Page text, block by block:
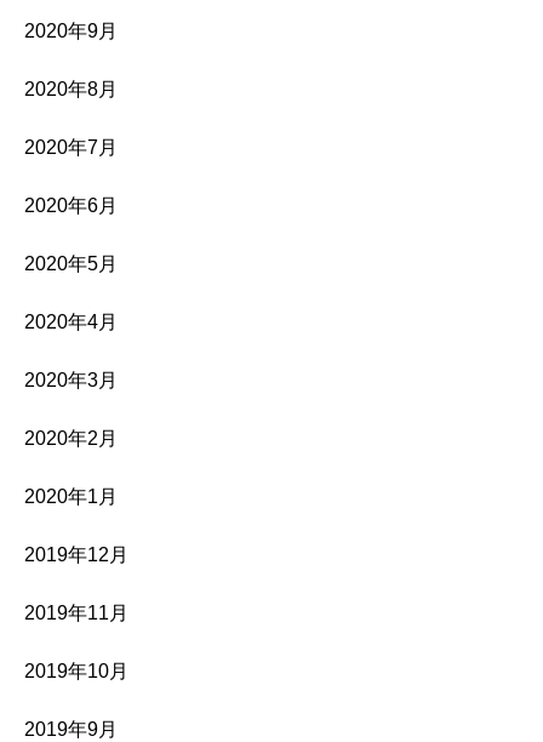
2020年9月
2020年8月
2020年7月
2020年6月
2020年5月
2020年4月
2020年3月
2020年2月
2020年1月
2019年12月
2019年11月
2019年10月
2019年9月